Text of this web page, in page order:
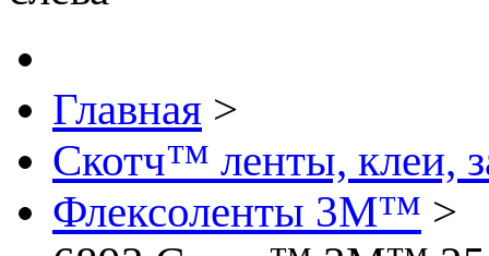
Главная >
Скотч™ ленты, клеи,
Флексоленты 3М™ >